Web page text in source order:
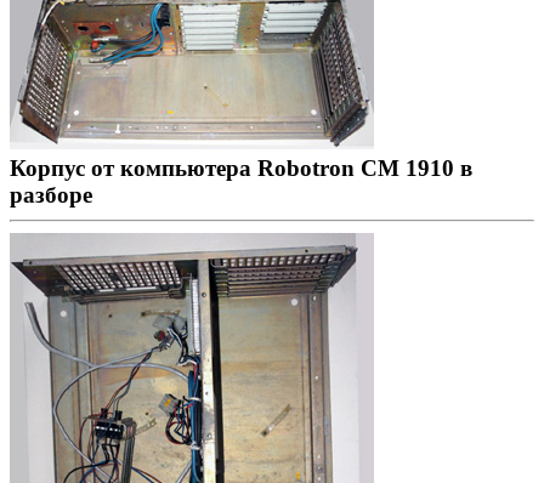
Корпус от компьютера Robotron CM 1910 в
разборе